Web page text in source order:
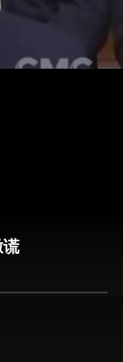
谎